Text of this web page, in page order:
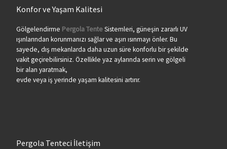
Konfor ve Yaşam Kalitesi
Gölgelendirme Pergola TenteSistemleri, güneşin zararlı UV
ışınlarından korunmanızı sağlar ve aşırı ısınmayı önler. Bu
sayede, dış mekanlarda daha uzun süre konforlu bir şekilde
vakit geçirebilirsiniz. Özellikle yaz aylarında serin ve gölgeli
bir alan yaratmak,
evde veya iş yerinde yaşam kalitesini artırır.
Pergola Tenteci İletişim